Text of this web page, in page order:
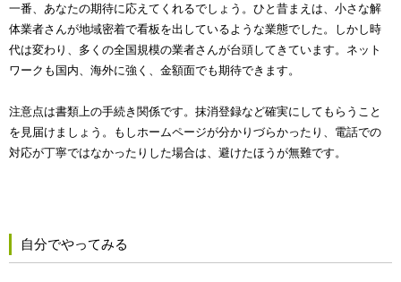
一番、あなたの期待に応えてくれるでしょう。ひと昔まえは、小さな解
体業者さんが地域密着で看板を出しているような業態でした。しかし時
代は変わり、多くの全国規模の業者さんが台頭してきています。ネット
ワークも国内、海外に強く、金額面でも期待できます。
注意点は書類上の手続き関係です。抹消登録など確実にしてもらうこと
を見届けましょう。もしホームページが分かりづらかったり、電話での
対応が丁寧ではなかったりした場合は、避けたほうが無難です。
自分でやってみる